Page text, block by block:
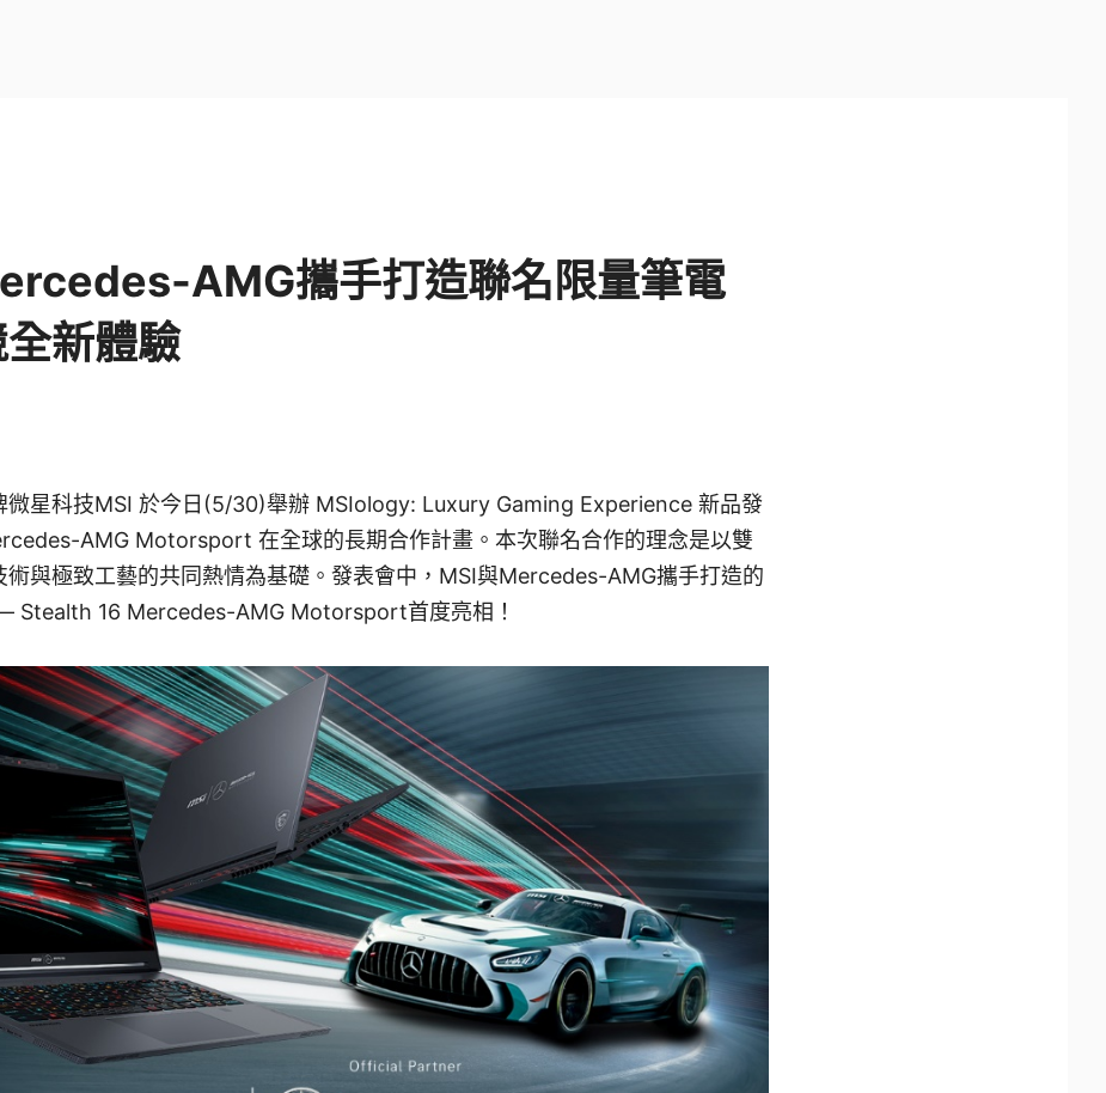
AMG攜手打造聯名限量筆電
新體驗
微星科技MSI 於今日(5/30)舉辦 MSIology: Luxury Gaming Experience 新品發
AMG Motorsport 在全球的長期合作計畫。本次聯名合作的理念是以雙
術與極致工藝的共同熱情為基礎。發表會中，MSI與Mercedes-AMG攜手打造的
Stealth 16 Mercedes-AMG Motorsport首度亮相！